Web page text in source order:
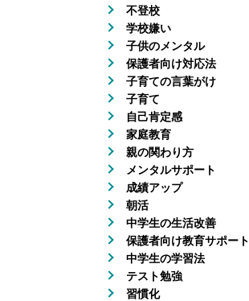
不登校
学校嫌い
子供のメンタル
保護者向け対応法
子育ての言葉がけ
子育て
自己肯定感
家庭教育
親の関わり方
メンタルサポート
成績アップ
朝活
中学生の生活改善
保護者向け教育サポート
中学生の学習法
テスト勉強
習慣化